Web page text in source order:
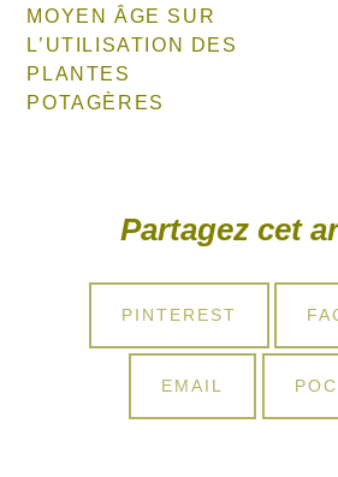
MOYEN ÂGE SUR
L’UTILISATION DES
PLANTES
POTAGÈRES
Partagez cet
SHARE
PINTEREST
SHARE
EMAIL